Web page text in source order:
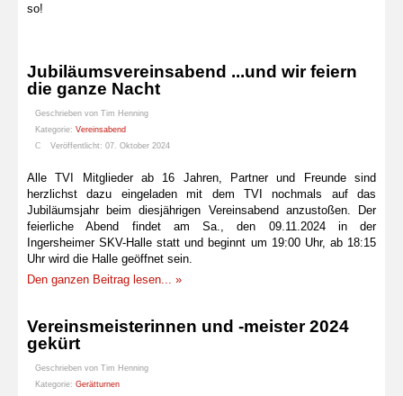
so!
Jubiläumsvereinsabend ...und wir feiern
die ganze Nacht
Geschrieben von Tim Henning
Kategorie: Vereinsabend
Veröffentlicht: 07. Oktober 2024
Alle TVI Mitglieder ab 16 Jahren, Partner und Freunde sind
herzlichst dazu eingeladen mit dem TVI nochmals auf das
Jubiläumsjahr beim diesjährigen Vereinsabend anzustoßen. Der
feierliche Abend findet am Sa., den 09.11.2024 in der
Ingersheimer SKV-Halle statt und beginnt um 19:00 Uhr, ab 18:15
Uhr wird die Halle geöffnet sein.
Den ganzen Beitrag lesen... »
Vereinsmeisterinnen und -meister 2024
gekürt
Geschrieben von Tim Henning
Kategorie: Gerätturnen